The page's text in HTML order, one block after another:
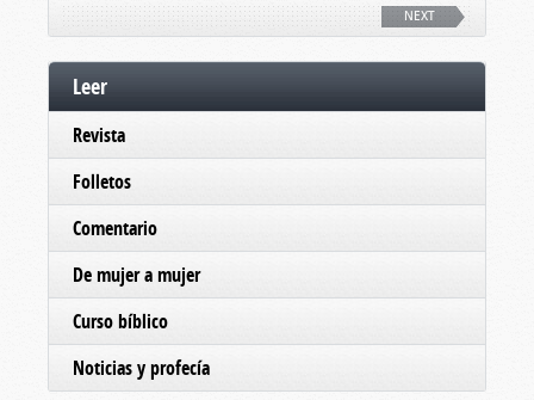
NEXT
Leer
Revista
Folletos
Comentario
De mujer a mujer
Curso bíblico
Noticias y profecía